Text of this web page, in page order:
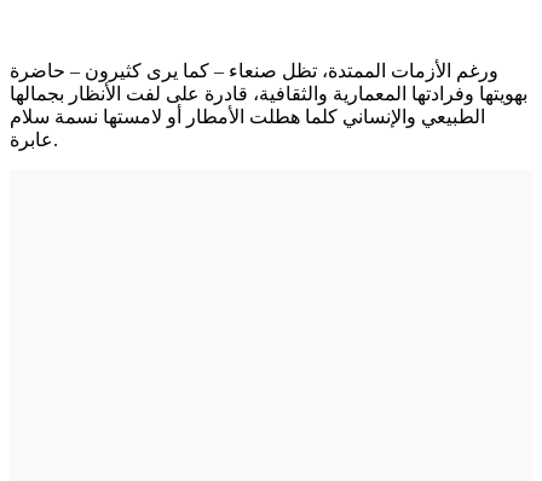
ورغم الأزمات الممتدة، تظل صنعاء – كما يرى كثيرون – حاضرة
بهويتها وفرادتها المعمارية والثقافية، قادرة على لفت الأنظار بجمالها
الطبيعي والإنساني كلما هطلت الأمطار أو لامستها نسمة سلام
عابرة.